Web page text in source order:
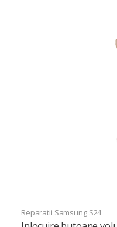
Reparatii Samsung S24